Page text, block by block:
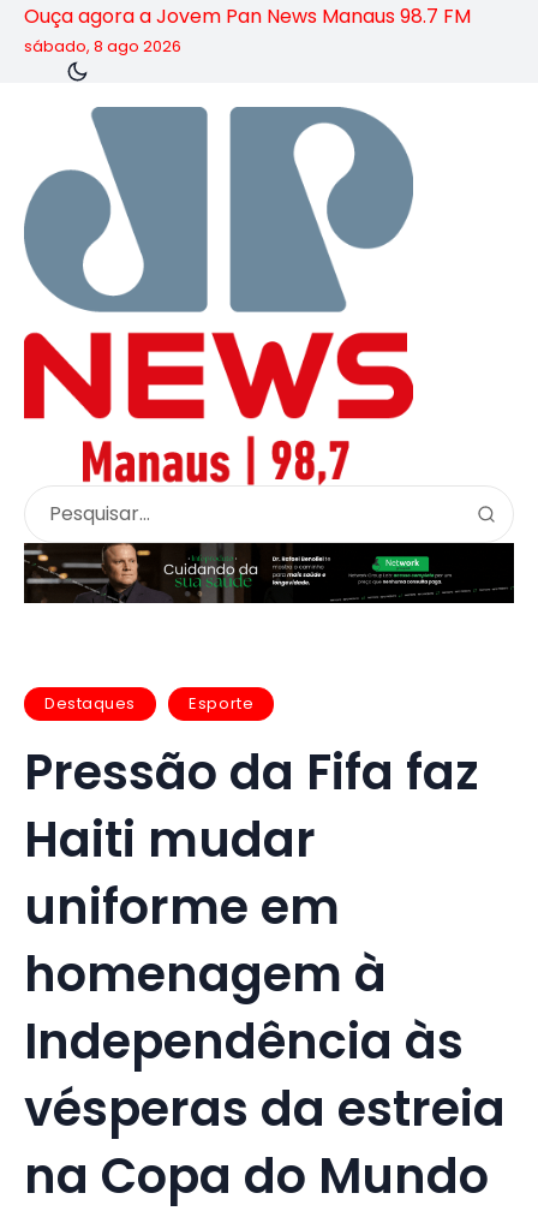
Ouça agora a Jovem Pan News Manaus 98.7 FM
sábado, 8 ago 2026
Destaques Esporte
Pressão da Fifa faz
Haiti mudar
uniforme em
homenagem à
Independência às
vésperas da estreia
na Copa do Mundo